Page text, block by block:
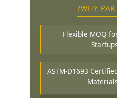
WHY
Flexible MOQ
ASTM-D1693